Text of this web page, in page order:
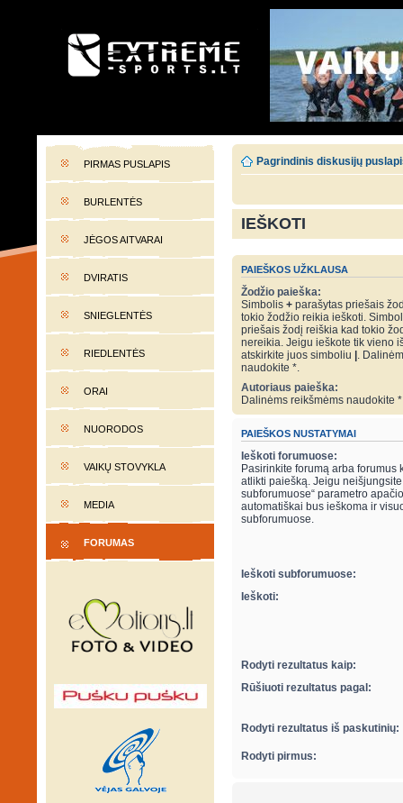
EXTREME-SPORTS.LT
PIRMAS PUSLAPIS
BURLENTĖS
JĖGOS AITVARAI
DVIRATIS
SNIEGLENTĖS
RIEDLENTĖS
ORAI
NUORODOS
VAIKŲ STOVYKLA
MEDIA
FORUMAS
Pagrindinis diskusijų
IEŠKOTI
PAIEŠKOS UŽKLAUSA
Žodžio paieška:
Simbolis + parašytas priešais
tokio žodžio reikia ieškoti.
priešais žodį reiškia kad tokio
nereikia. Jeigu ieškote tik vieno
atskirkite juos simboliu .
naudokite *.
Autoriaus paieška:
Dalinėms reikšmėms naudokite
PAIEŠKOS NUSTATYMAI
Ieškoti forumuose:
Pasirinkite forumą arba forumus
atlikti paiešką. Jeigu neišjungsite
subforumuose“ parametro
automatiškai bus ieškoma ir
subforumuose.
Ieškoti subforumuose:
Ieškoti:
Rodyti rezultatus kaip:
Rūšiuoti rezultatus pagal:
Rodyti rezultatus iš paskutinių:
Rodyti pirmus: